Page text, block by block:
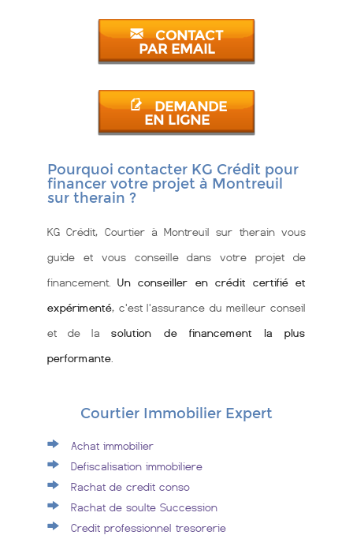
CONTACT
PAR EMAIL
DEMANDE
EN LIGNE
Pourquoi contacter KG Crédit pour
financer votre projet à Montreuil
sur therain ?
KG Crédit, Courtier à Montreuil sur therain vous
guide et vous conseille dans votre projet de
financement.Un conseiller en crédit certifié et
expérimenté, c'est l'assurance du meilleur conseil
et de lasolution de financement la plus
performante
Courtier Immobilier Expert
Achat immobilier
Defiscalisation immobiliere
Rachat de credit conso
Rachat de soulte Succession
Credit professionnel tresorerie